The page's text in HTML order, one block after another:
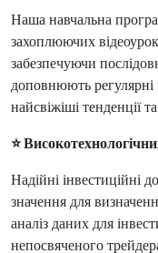
Наша навчальна
захоплюючих
забезпечуючи
доповнюють регулярні
найсвіжіші тенденції
⭐
Надійні інвестиційні
значення для
аналіз даних для
непосвяченого